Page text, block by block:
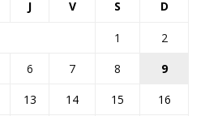
J V S D
1
2
6 7 8
9
13 14 15
16